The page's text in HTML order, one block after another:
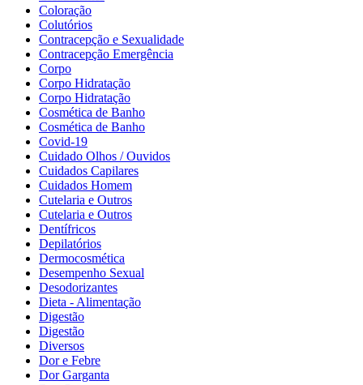
Coloração
Colutórios
Contracepção e Sexualidade
Contracepção Emergência
Corpo
Corpo Hidratação
Corpo Hidratação
Cosmética de Banho
Cosmética de Banho
Covid-19
Cuidado Olhos / Ouvidos
Cuidados Capilares
Cuidados Homem
Cutelaria e Outros
Cutelaria e Outros
Dentífricos
Depilatórios
Dermocosmética
Desempenho Sexual
Desodorizantes
Dieta - Alimentação
Digestão
Digestão
Diversos
Dor e Febre
Dor Garganta